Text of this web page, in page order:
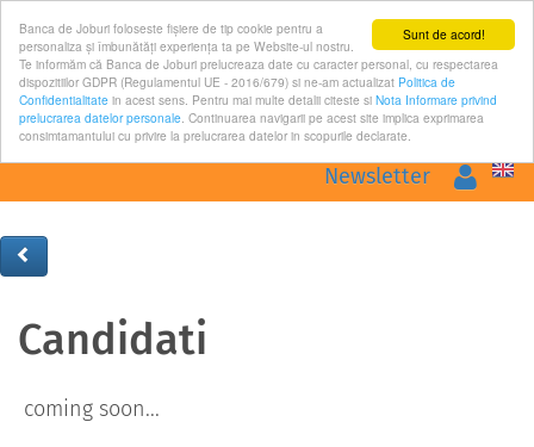
Sunt de acord!
Banca de Joburi foloseste fişiere de tip cookie pentru a
personaliza și îmbunătăți experiența ta pe Website-ul nostru.
Te informăm că Banca de Joburi prelucreaza date cu caracter personal, cu respectarea
dispozitiilor GDPR (Regulamentul UE - 2016/679) si ne-am actualizat Politica de
Confidentialitate in acest sens. Pentru mai multe detalii citeste si Nota Informare privind
prelucrarea datelor personale. Continuarea navigarii pe acest site implica exprimarea
consimtamantului cu privire la prelucrarea datelor in scopurile declarate.
Toggle
Newsletter
Candidati
coming soon...